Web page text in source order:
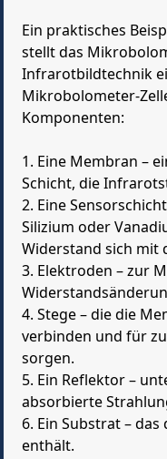
Ein praktisches
stellt das
Infrarotbildtechnik
Mikrobolometer-
Komponenten:
1. Eine Membran –
Schicht, die
2. Eine
Silizium oder
Widerstand sich mit
3. Elektroden – zur
4. Stege – die die
verbinden und für
sorgen.
5. Ein Reflektor –
absorbierte
6. Ein Substrat –
enthält.